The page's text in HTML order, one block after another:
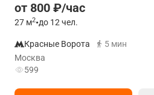
от 800 ₽/час
27 м2•до 12 чел.
Красные Ворота
5 мин
Москва
599